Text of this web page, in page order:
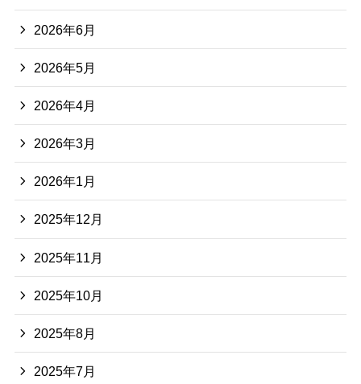
2026年6月
2026年5月
2026年4月
2026年3月
2026年1月
2025年12月
2025年11月
2025年10月
2025年8月
2025年7月